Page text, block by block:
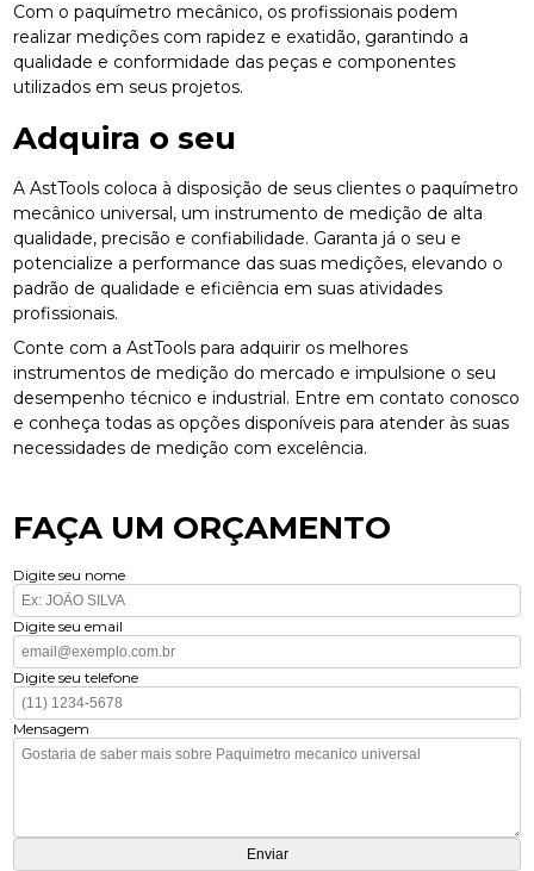
Com o paquímetro mecânico, os profissionais podem
realizar medições com rapidez e exatidão, garantindo a
qualidade e conformidade das peças e componentes
utilizados em seus projetos.
Adquira o seu
A AstTools coloca à disposição de seus clientes o paquímetro
mecânico universal, um instrumento de medição de alta
qualidade, precisão e confiabilidade. Garanta já o seu e
potencialize a performance das suas medições, elevando o
padrão de qualidade e eficiência em suas atividades
profissionais.
Conte com a AstTools para adquirir os melhores
instrumentos de medição do mercado e impulsione o seu
desempenho técnico e industrial. Entre em contato conosco
e conheça todas as opções disponíveis para atender às suas
necessidades de medição com excelência.
FAÇA UM ORÇAMENTO
Digite seu nome
Digite seu email
Digite seu telefone
Mensagem